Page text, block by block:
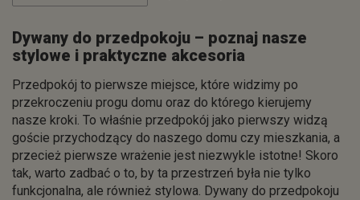
Dywany do przedpokoju – poznaj nasze
stylowe i praktyczne akcesoria
Przedpokój to pierwsze miejsce, które widzimy po
przekroczeniu progu domu oraz do którego kierujemy
nasze kroki. To właśnie przedpokój jako pierwszy widzą
goście przychodzący do naszego domu czy mieszkania, a
przecież pierwsze wrażenie jest niezwykle istotne! Skoro
tak, warto zadbać o to, by ta przestrzeń była nie tylko
funkcjonalna, ale również stylowa. Dywany do przedpokoju